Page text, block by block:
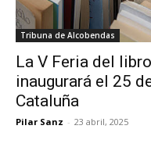
Tribuna de Alcobendas
La V Feria del
inaugurará el 25
Cataluña
Pilar Sanz - 23 abril, 2025